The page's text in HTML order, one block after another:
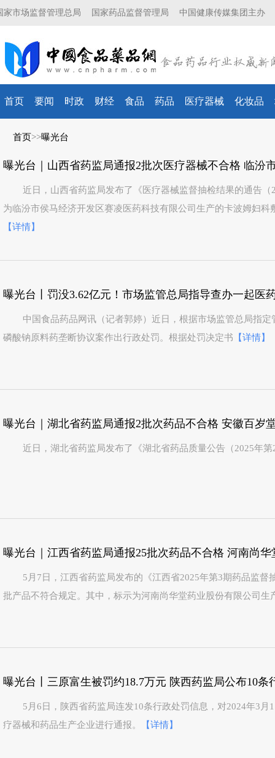
家市场监督管理总局 国家药品监督管理局 中国健康传媒集团主办
首页 要闻 时政 财经 食品 药品 医疗器械 化妆品
首页>>曝光台
近日，山西省药监局发布了《医疗器械监督抽检结果的通告
为临汾市侯马经济开发区赛凌医药科技有限公司生产的卡波姆妇
【详情】
曝光台丨罚没3.62亿元！市场监管总局指导查办一起医
中国食品药品网讯（记者郭婷）近日，根据市场监管总局指
磷酸钠原料药垄断协议案作出行政处罚。根据处罚决定书 【详情】
近日，湖北省药监局发布了《湖北省药品质量公告（2025年第
5月7日，江西省药监局发布的《江西省2025年第3期药品监督
批产品不符合规定。其中，标示为河南尚华堂药业股份有限公司生
曝光台丨三原富生被罚约18.7万元 陕西药监局公布10条
5月6日，陕西省药监局连发10条行政处罚信息，对2024年3月
疗器械和药品生产企业进行通报。
【详情】